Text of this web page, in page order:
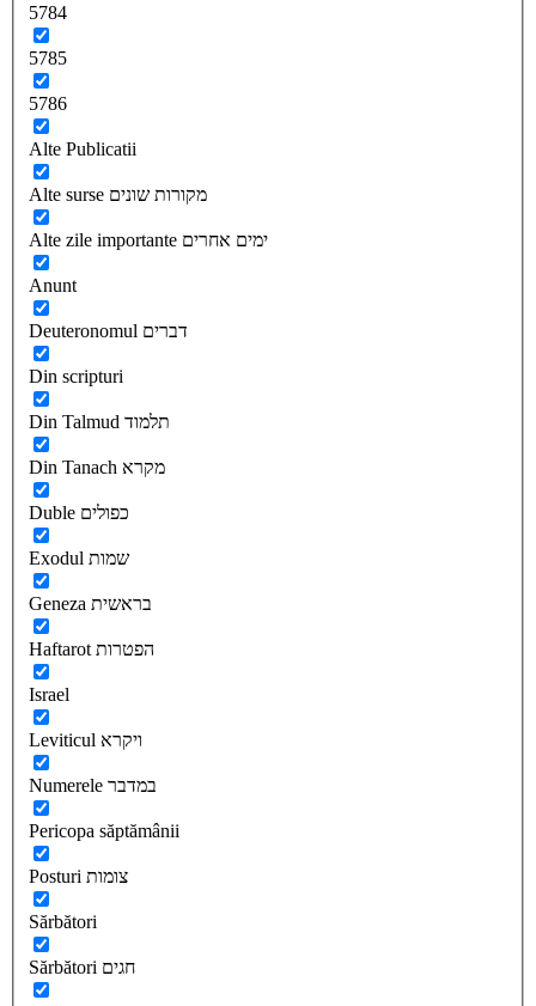
5784
5785
5786
Alte Publicatii
Alte surse מקורות שונים
Alte zile importante ימים אחרים
Anunt
Deuteronomul דברים
Din scripturi
Din Talmud תלמוד
Din Tanach מקרא
Duble כפולים
Exodul שמות
Geneza בראשית
Haftarot הפטרות
Israel
Leviticul ויקרא
Numerele במדבר
Pericopa săptămânii
Posturi צומות
Sărbători
Sărbători חגים